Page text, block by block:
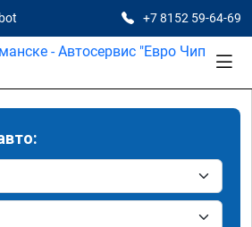
+7 8152 59-64-69